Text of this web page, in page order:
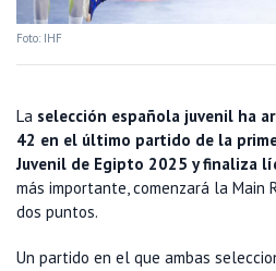
Foto: IHF
La selección española juvenil ha
42 en el último partido de la
Juvenil de Egipto 2025 y finaliza
más importante, comenzará la Main
dos puntos.
Un partido en el que ambas